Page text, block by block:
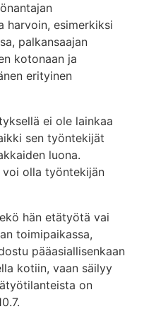
harvoin, esimerkiksi
palkansaajan
kotonaan ja
erityinen
ei ole lainkaa
sen työntekijät
luona.
voi olla työntekijän
hän etätyötä vai
toimipaikassa,
pääasiallisenkaan
kotiin, vaan säilyy
on